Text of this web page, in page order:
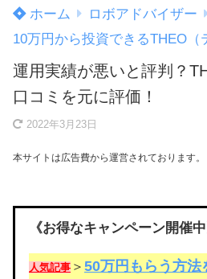
ホーム
ロボアドバイザー
10万円から投資できるTHEO（
運用実績が悪いと評判？
口コミを元に評価！
2022年3月23日
本サイトは広告費から運営されております。
《お得なキャンペーン開催中
人気記事 ＞ 50万円もらう方法